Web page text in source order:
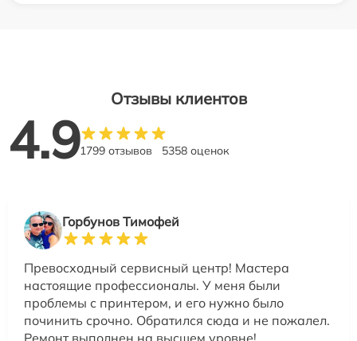
Отзывы клиентов
4.91799 отзывов 5358 оценок
Горбунов Тимофей
Превосходный сервисный центр! Мастера
настоящие профессионалы. У меня были
проблемы с принтером, и его нужно было
починить срочно. Обратился сюда и не пожалел.
Ремонт выполнен на высшем уровне!